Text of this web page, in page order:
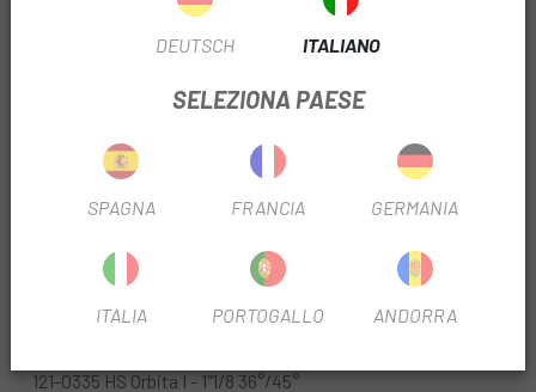
Indirizzo da 1-1/8"
REFERENZE
121-0335 HS Orbita I - 1"1/8 36°/45°
DEUTSCH ITALIANO
SELEZIONA PAESE
SPAGNA FRANCIA GERMANIA
ITALIA PORTOGALLO ANDORRA